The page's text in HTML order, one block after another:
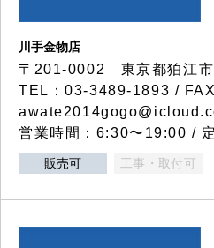
川手金物店
〒201-0002 東京都狛江
TEL：03-3489-1893 /
営業時間：6:30〜19:00 /
販売可 工事・取付可